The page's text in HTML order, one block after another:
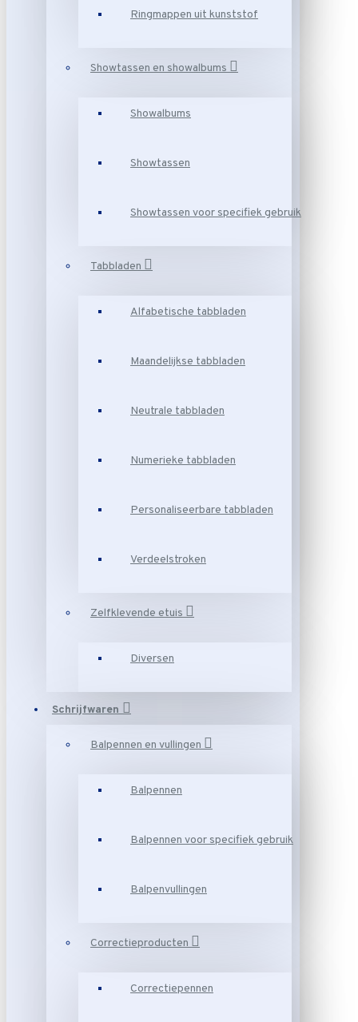
Ringmappen uit kunststof
Showtassen en showalbums
Showalbums
Showtassen
Showtassen voor specifiek gebruik
Tabbladen
Alfabetische tabbladen
Maandelijkse tabbladen
Neutrale tabbladen
Numerieke tabbladen
Personaliseerbare tabbladen
Verdeelstroken
Zelfklevende etuis
Diversen
Schrijfwaren
Balpennen en vullingen
Balpennen
Balpennen voor specifiek gebruik
Balpenvullingen
Correctieproducten
Correctiepennen